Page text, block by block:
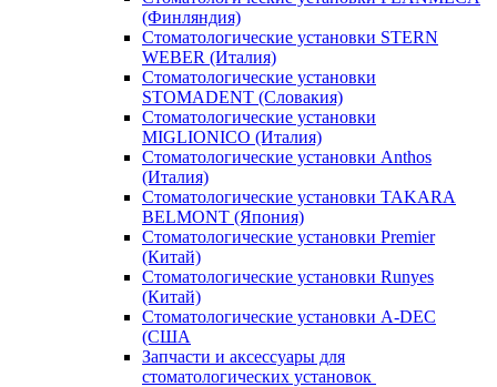
(Финляндия)
Стоматологические установки STERN
WEBER (Италия)
Стоматологические установки
STOMADENT (Словакия)
Стоматологические установки
MIGLIONICO (Италия)
Стоматологические установки Anthos
(Италия)
Стоматологические установки TAKARA
BELMONT (Япония)
Стоматологические установки Premier
(Китай)
Стоматологические установки Runyes
(Китай)
Стоматологические установки A-DEC
(США
Запчасти и аксессуары для
стоматологических установок